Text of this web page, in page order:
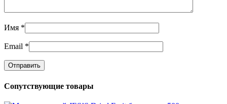
Имя *
Email *
Сопутствующие товары